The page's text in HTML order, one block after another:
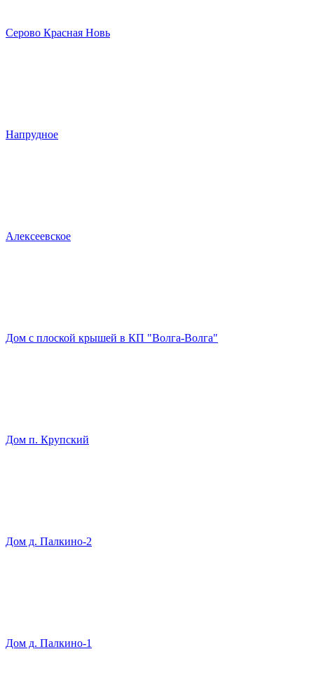
Серово Красная Новь
Напрудное
Алексеевское
Дом с плоской крышей в КП "Волга-Волга"
Дом п. Крупский
Дом д. Палкино-2
Дом д. Палкино-1